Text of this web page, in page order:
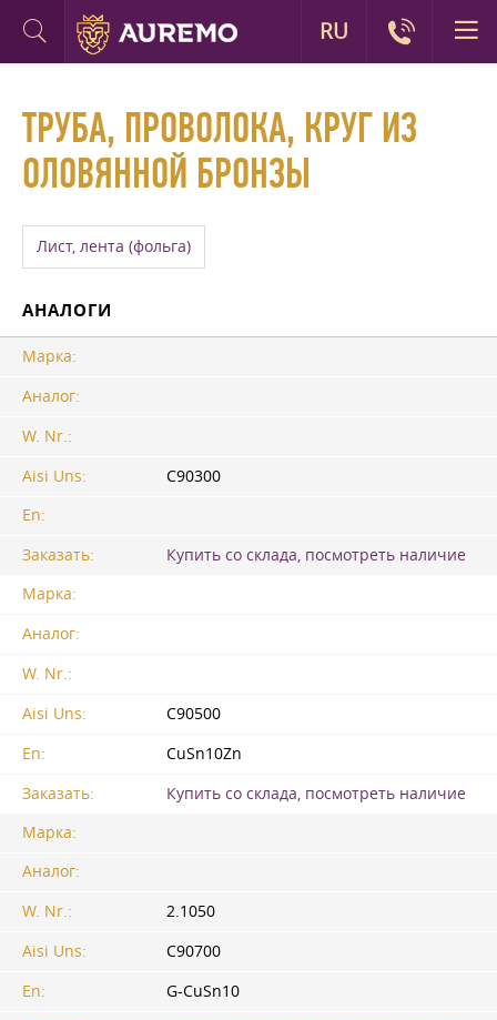
ТРУБА, ПРОВОЛОКА, КРУГ ИЗ
ОЛОВЯННОЙ БРОНЗЫ
Лист, лента (фольга)
АНАЛОГИ
Марка:
Аналог:
W. Nr.:
Aisi Uns:
C90300
En:
Заказать:
Купить со склада, посмотреть наличие
Марка:
Аналог:
W. Nr.:
Aisi Uns:
C90500
En:
CuSn10Zn
Заказать:
Купить со склада, посмотреть наличие
Марка:
Аналог:
W. Nr.:
2.1050
Aisi Uns:
C90700
En:
G-CuSn10
RU